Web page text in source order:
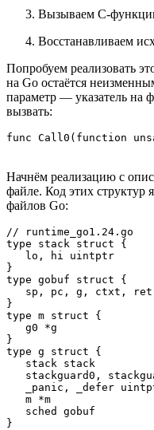
Вызываем C-
Восстанавливаем
Попробуем реализовать
на Go остаётся
параметр — указатель на
вызвать:
func Call0(function
Начнём реализацию с
файле. Код этих структур
файлов Go:
// runtime_go1.24.go
type stack struct {
   lo, hi uintptr
}
type gobuf struct {
sp, pc, g, ctxt,
}
type m struct {
   g0 *g
}
type g struct {
   stack stack
stackguard0,
_panic, _defer
   m *m
   sched gobuf
}